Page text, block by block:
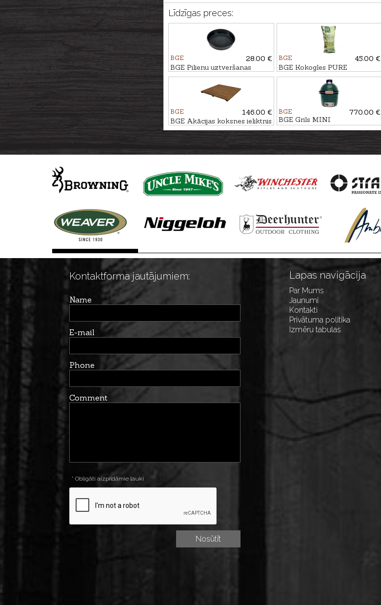
Līdzīgas preces:
BGE
28.00 €
BGE Pilienu uztveršanas
trauks - apaļas formas
BGE
45.00 €
BGE Kokogles PURE
CHARCOAL, 9kg
BGE
146.00 €
BGE Akācijas koksnes ieliktnis
BGE
770.00 €
BGE Grils MINI
Kontaktforma jautājumiem:
Name
E-mail
Phone
Comment
* Obligāti aizpildāmie lauki
Lapas navigācija
Par Mums
Jaunumi
Kontakti
Privātuma politika
Izmēru tabulas